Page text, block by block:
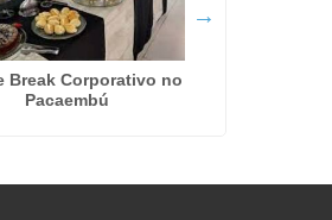
Break Corporativo no
Pacaembú